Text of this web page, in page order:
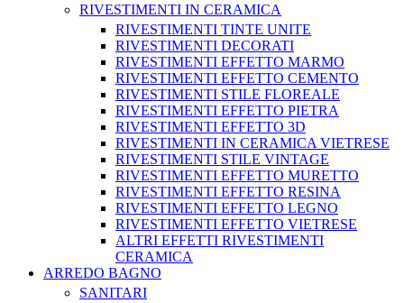
RIVESTIMENTI IN CERAMICA
RIVESTIMENTI TINTE UNITE
RIVESTIMENTI DECORATI
RIVESTIMENTI EFFETTO MARMO
RIVESTIMENTI EFFETTO CEMENTO
RIVESTIMENTI STILE FLOREALE
RIVESTIMENTI EFFETTO PIETRA
RIVESTIMENTI EFFETTO 3D
RIVESTIMENTI IN CERAMICA VIETRESE
RIVESTIMENTI STILE VINTAGE
RIVESTIMENTI EFFETTO MURETTO
RIVESTIMENTI EFFETTO RESINA
RIVESTIMENTI EFFETTO LEGNO
RIVESTIMENTI EFFETTO VIETRESE
ALTRI EFFETTI RIVESTIMENTI
CERAMICA
ARREDO BAGNO
SANITARI